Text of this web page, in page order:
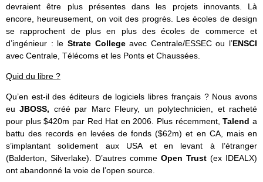
devraient être plus présentes dans les projets innovants. Là
encore, heureusement, on voit des progrès. Les écoles de design
se rapprochent de plus en plus des écoles de commerce et
d’ingénieur : le Strate Collegeavec Centrale/ESSEC ou l’ENSCI
avec Centrale, Télécoms et les Ponts et Chaussées.
Quid du libre ?
Qu’en est-il des éditeurs de logiciels libres français ? Nous avons
euJBOSS, créé par Marc Fleury, un polytechnicien, et racheté
pour plus $420m par Red Hat en 2006. Plus récemment,Talenda
battu des records en levées de fonds ($62m) et en CA, mais en
s’implantant solidement aux USA et en levant à l’étranger
(Balderton, Silverlake). D’autres comme Open Trust (ex IDEALX)
ont abandonné la voie de l’open source.